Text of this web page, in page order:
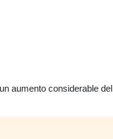
aumento considerable del